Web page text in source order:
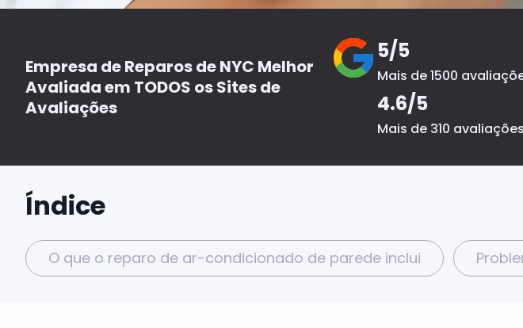
Empresa de Reparos de NYC Melhor
Avaliada em TODOS os Sites de
Avaliações
5/5
Mais de 1500
4.6/5
Mais de 310 avaliações
Índice
O que o reparo de ar-condicionado de parede inclui